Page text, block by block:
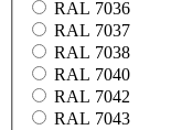
RAL 7036
RAL 7037
RAL 7038
RAL 7040
RAL 7042
RAL 7043